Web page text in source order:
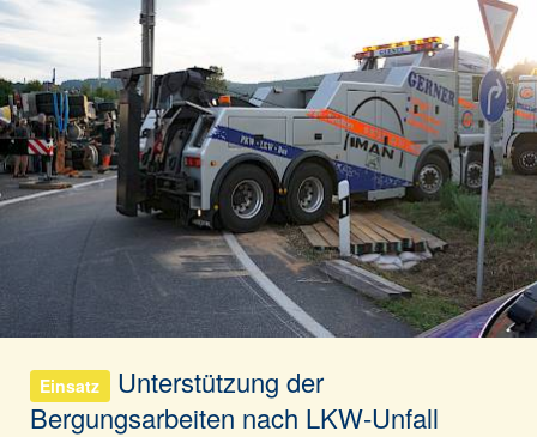
Einsatz
Unterstützung der
Bergungsarbeiten nach LKW-Unfall